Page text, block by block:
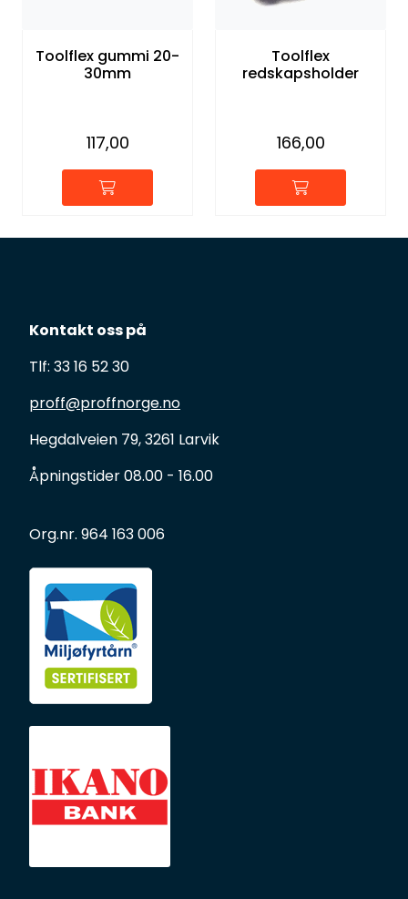
Toolflex gummi 20-
30mm
117,00
Toolflex
redskapsholder
166,00
Kontakt oss på
Tlf: 33 16 52 30
proff@proffnorge.no
Hegdalveien 79, 3261 Larvik
Åpningstider 08.00 - 16.00
Org.nr. 964 163 006